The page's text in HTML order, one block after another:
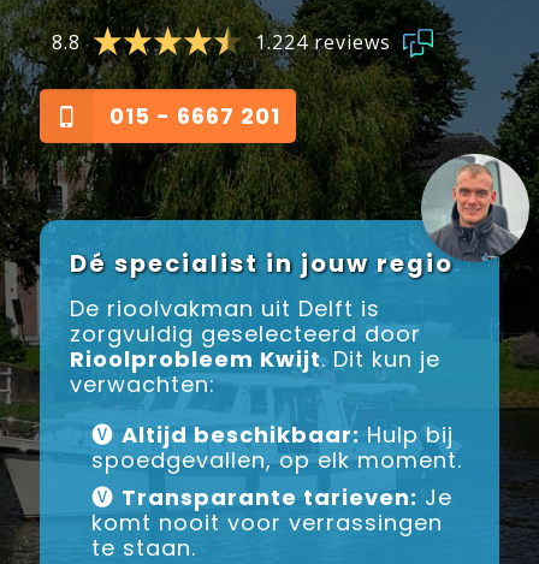
8.8 1.224 reviews
015 - 6667 201
Dé specialist in jouw regio
De rioolvakman uit Delft is
zorgvuldig geselecteerd door
Rioolprobleem Kwijt. Dit kun je
verwachten:
🅥 Altijd beschikbaar: Hulp bij
spoedgevallen, op elk moment.
🅥 Transparante tarieven: Je
komt nooit voor verrassingen
te staan.